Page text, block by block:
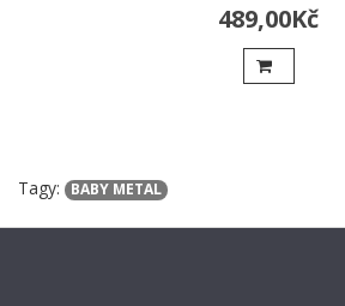
489,00Kč
Tagy: BABY METAL